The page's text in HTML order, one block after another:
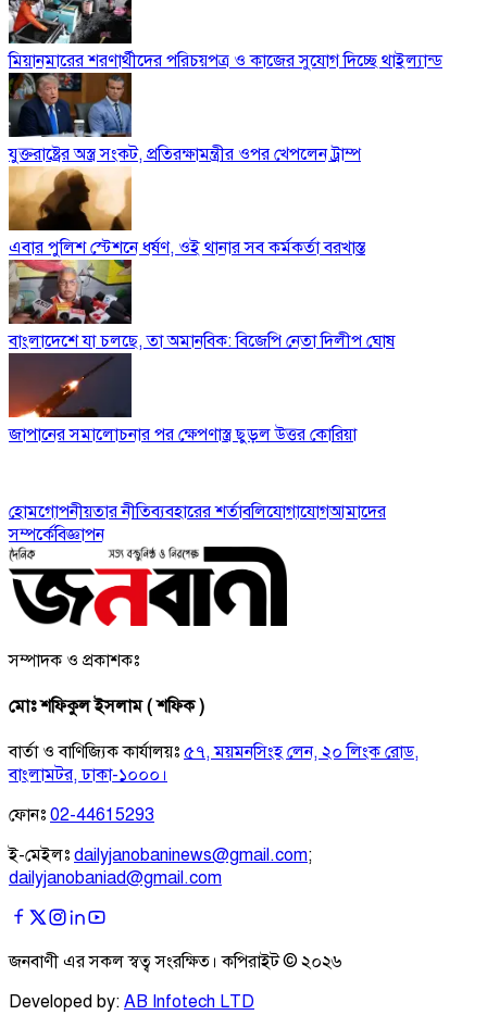
মিয়ানমারের শরণার্থীদের পরিচয়পত্র ও কাজের সুযোগ দিচ্ছে থাইল্যান্ড
যুক্তরাষ্ট্রের অস্ত্র সংকট, প্রতিরক্ষামন্ত্রীর ওপর খেপলেন ট্রাম্প
এবার পুলিশ স্টেশনে ধর্ষণ, ওই থানার সব কর্মকর্তা বরখাস্ত
বাংলাদেশে যা চলছে, তা অমানবিক: বিজেপি নেতা দিলীপ ঘোষ
জাপানের সমালোচনার পর ক্ষেপণাস্ত্র ছুড়ল উত্তর কোরিয়া
হোমগোপনীয়তার নীতিব্যবহারের শর্তাবলিযোগাযোগআমাদের
সম্পর্কেবিজ্ঞাপন
সম্পাদক ও প্রকাশকঃ
মোঃ শফিকুল ইসলাম ( শফিক )
বার্তা ও বাণিজ্যিক কার্যালয়ঃ ৫৭, ময়মনসিংহ লেন, ২০ লিংক রোড,
বাংলামটর, ঢাকা-১০০০।
ফোনঃ 02-44615293
ই-মেইলঃ dailyjanobaninews@gmail.com;
dailyjanobaniad@gmail.com
জনবাণী এর সকল স্বত্ব সংরক্ষিত। কপিরাইট © ২০২৬
Developed by: AB Infotech LTD